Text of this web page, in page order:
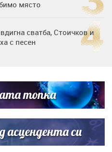
място
сватба, Стоичков и
с песен
във ВИП гостите на
топка
асцендента си